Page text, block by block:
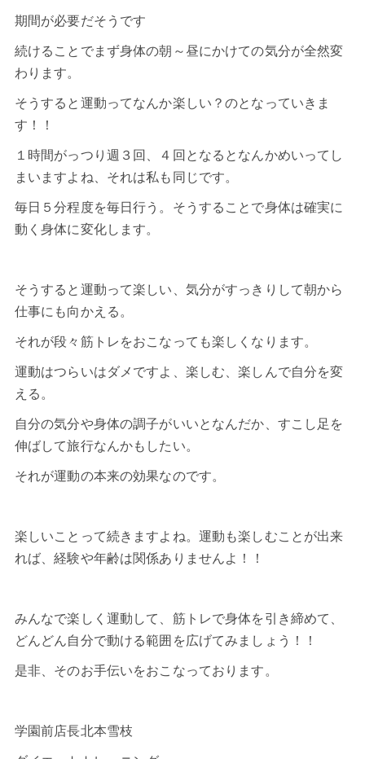
期間が必要だそうです
続けることでまず身体の朝～昼にかけての気分が全然変
わります。
そうすると運動ってなんか楽しい？のとなっていきま
す！！
１時間がっつり週３回、４回となるとなんかめいってし
まいますよね、それは私も同じです。
毎日５分程度を毎日行う。そうすることで身体は確実に
動く身体に変化します。
そうすると運動って楽しい、気分がすっきりして朝から
仕事にも向かえる。
それが段々筋トレをおこなっても楽しくなります。
運動はつらいはダメですよ、楽しむ、楽しんで自分を変
える。
自分の気分や身体の調子がいいとなんだか、すこし足を
伸ばして旅行なんかもしたい。
それが運動の本来の効果なのです。
楽しいことって続きますよね。運動も楽しむことが出来
れば、経験や年齢は関係ありませんよ！！
みんなで楽しく運動して、筋トレで身体を引き締めて、
どんどん自分で動ける範囲を広げてみましょう！！
是非、そのお手伝いをおこなっております。
学園前店長北本雪枝